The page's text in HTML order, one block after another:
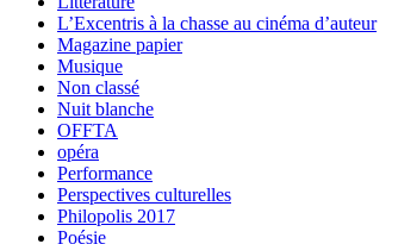
L’Excentris à la chasse au cinéma d’auteur
Magazine papier
Musique
Non classé
Nuit blanche
OFFTA
opéra
Performance
Perspectives culturelles
Philopolis 2017
Poésie